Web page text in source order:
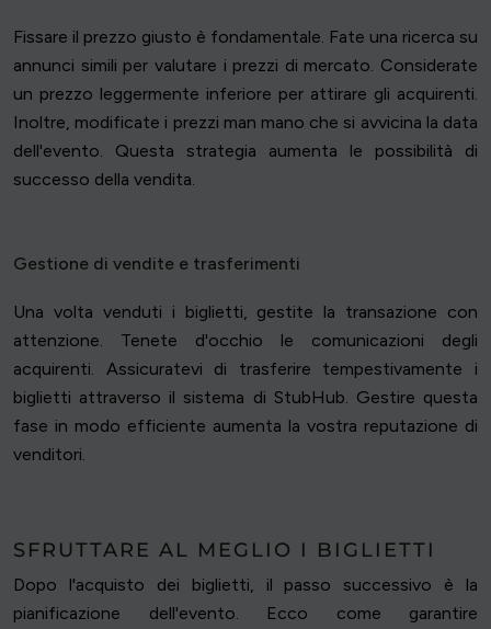
Fissare il prezzo giusto è fondamentale. Fate una ricerca su
annunci simili per valutare i prezzi di mercato. Considerate
un prezzo leggermente inferiore per attirare gli acquirenti.
Inoltre, modificate i prezzi man mano che si avvicina la data
dell'evento. Questa strategia aumenta le possibilità di
successo della vendita.
Gestione di vendite e trasferimenti
Una volta venduti i biglietti, gestite la transazione con
attenzione. Tenete d'occhio le comunicazioni degli
acquirenti. Assicuratevi di trasferire tempestivamente i
biglietti attraverso il sistema di StubHub. Gestire questa
fase in modo efficiente aumenta la vostra reputazione di
venditori.
SFRUTTARE AL MEGLIO I BIGLIETTI
Dopo l'acquisto dei biglietti, il passo successivo è la
pianificazione dell'evento. Ecco come garantire